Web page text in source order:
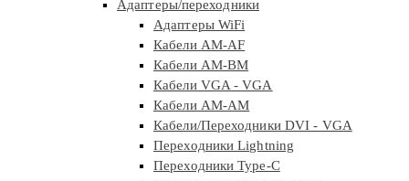
Адаптеры/переходники
Адаптеры WiFi
Кабели AM-AF
Кабели AM-BM
Кабели VGA - VGA
Кабели АМ-АМ
Кабели/Переходники DVI - VGA
Переходники Lightning
Переходники Type-C